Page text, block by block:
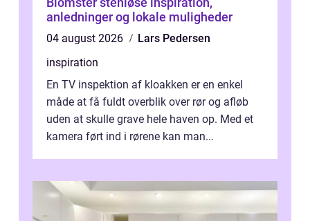
anledninger og lokale muligheder
04 august 2026
Lars Pedersen
inspiration
En TV inspektion af kloakken er en enkel
måde at få fuldt overblik over rør og afløb
uden at skulle grave hele haven op. Med et
kamera ført ind i rørene kan man...